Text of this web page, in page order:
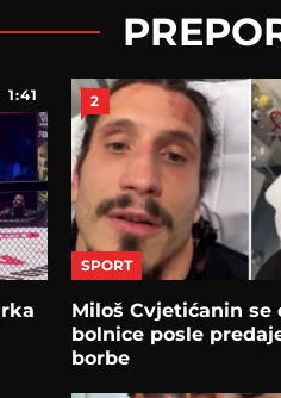
1:41 2
SPORT
Miloš Cvjetićanin se
bolnice posle
borbe